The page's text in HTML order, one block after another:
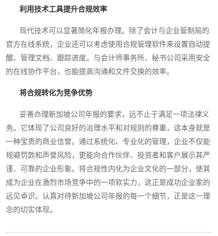
利用技术工具提升合规效率
现代技术可以显著简化年报办理。除了会计与企业管制局的
官方在线系统，企业还可以考虑使用合规管理软件来设置自动提
醒、管理文档、跟踪进度。与会计师事务所、秘书公司采用安全
的在线协作平台，也能提高沟通和文件交换的效率。
将合规转化为竞争优势
妥善办理新加坡公司年报的要求，远不止于满足一项法律义
务。它体现了公司良好的治理水平和对规则的尊重，这本身就是
一种宝贵的商业信誉。通过系统化、专业化的管理，企业不仅能
规避罚款和声誉风险，更能向合作伙伴、投资者和客户展示其严
谨、可靠的企业形象。将合规性内化为企业文化的一部分，使其
成为企业在激烈市场竞争中的一项软实力，这正是成功企业家的
远见卓识。认真对待新加坡公司年报的每一个细节，正是这一理
念的切实体现。